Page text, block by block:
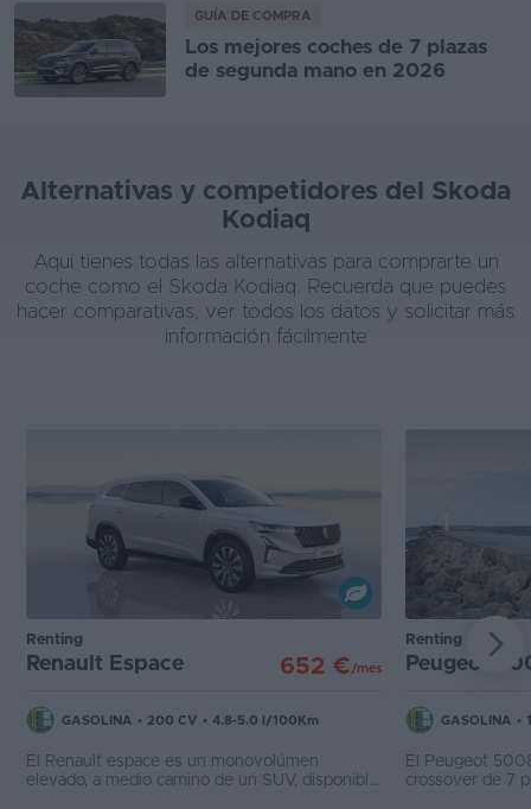
GUÍA DE COMPRA
Los mejores coches de 7 plazas
de segunda mano en 2026
Alternativas y competidores del Skoda
Kodiaq
Aquí tienes todas las alternativas para comprarte un
coche como el Skoda Kodiaq. Recuerda que puedes
hacer comparativas, ver todos los datos y solicitar más
información fácilmente
Renting
Renault Espace 652 €/mes
GASOLINA • 200 CV • 4.8-5.0 l/100Km
El Renault espace es un monovolúmen
elevado, a medio camino de un SUV, disponible
Renting
Peugeot
GASOLINA •
El Peugeot
crossover de 7